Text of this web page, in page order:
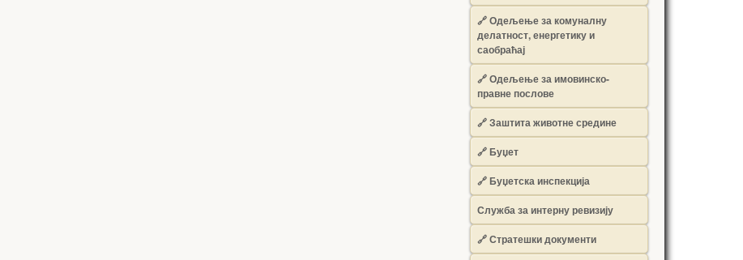
🔗Одељење за комуналну
делатност, енергетику и
саобраћај
🔗Одељење за имовинско-
правне послове
🔗Заштита животне средине
🔗Буџет
🔗Буџетска инспекција
Служба за интерну ревизију
🔗Стратешки документи